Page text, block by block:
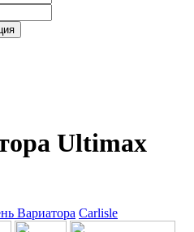
Ultimax
Вариатора Carlisle